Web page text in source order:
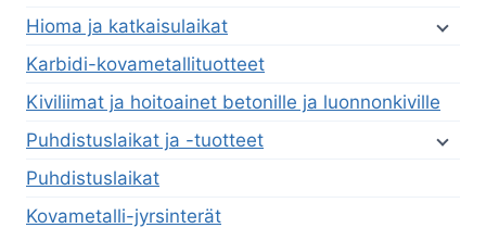
Hioma ja katkaisulaikat
Karbidi-kovametallituotteet
Kiviliimat ja hoitoainet betonille ja luonnonkiville
Puhdistuslaikat ja -tuotteet
Puhdistuslaikat
Kovametalli-jyrsinterät